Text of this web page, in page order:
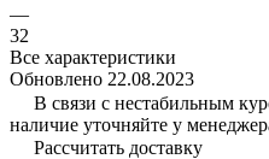
—
32
Все характеристики
Обновлено 22.08.2023
В связи с нестабильным
наличие уточняйте у
Рассчитать доставку